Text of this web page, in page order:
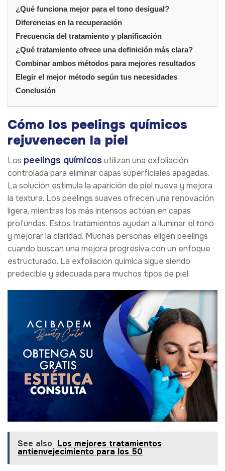
¿Qué funciona mejor para el tono desigual?
Diferencias en la recuperación
Frecuencia del tratamiento y planificación
¿Qué tratamiento ofrece una definición más clara?
Combinar ambos métodos para mejores resultados
Elegir el mejor método según tus necesidades
Conclusión
Cómo los peelings químicos
rejuvenecen la piel
Los peelings químicos utilizan una exfoliación
controlada para eliminar capas superficiales apagadas.
La solución estimula la aparición de piel nueva y mejora
la textura. Los peelings suaves ofrecen una renovación
ligera, mientras los más intensos actúan en capas
profundas. Estos tratamientos ayudan a iluminar el tono
y mejorar la claridad. Muchas personas eligen peelings
cuando buscan una mejora progresiva con un enfoque
estructurado. La exfoliación química sigue siendo
predecible y adecuada para muchos tipos de piel.
See also Los mejores tratamientos
antienvejecimiento para los 50